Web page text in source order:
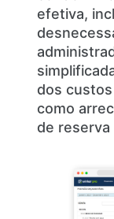
efetiva,
dos
como
de